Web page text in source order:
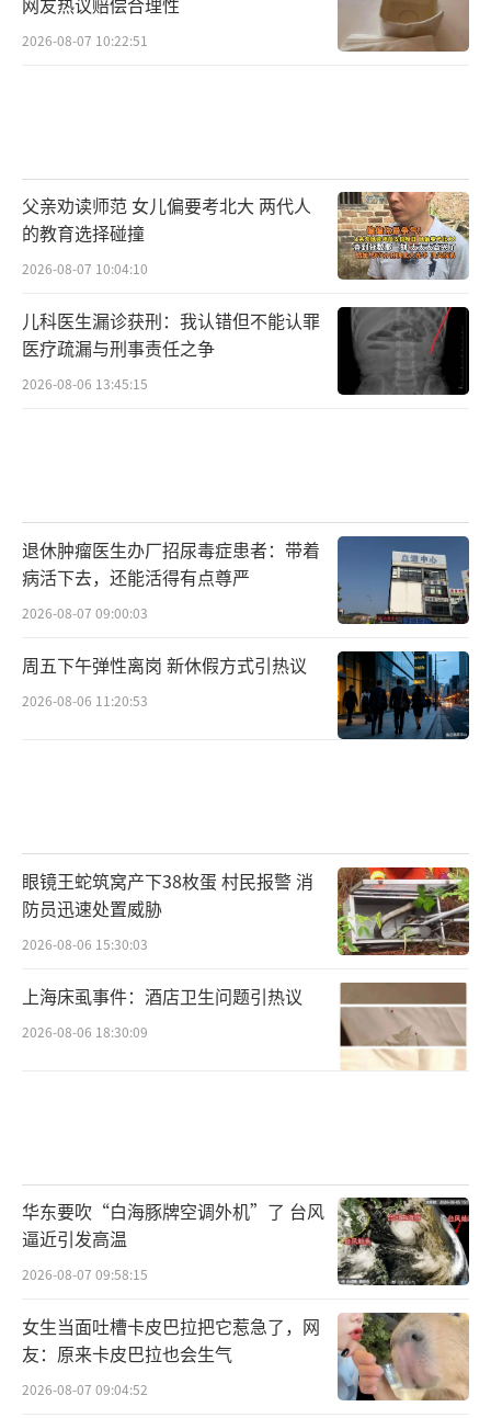
2026-08-07 10:22:51
父亲劝读师范 女儿偏要考北大 两代人
的教育选择碰撞
2026-08-07 10:04:10
儿科医生漏诊获刑：我认错但不能认罪
医疗疏漏与刑事责任之争
2026-08-06 13:45:15
退休肿瘤医生办厂招尿毒症患者：带着
病活下去，还能活得有点尊严
2026-08-07 09:00:03
周五下午弹性离岗 新休假方式引热议
2026-08-06 11:20:53
眼镜王蛇筑窝产下38枚蛋 村民报警 消
防员迅速处置威胁
2026-08-06 15:30:03
上海床虱事件：酒店卫生问题引热议
2026-08-06 18:30:09
华东要吹“白海豚牌空调外机”了 台风
逼近引发高温
2026-08-07 09:58:15
女生当面吐槽卡皮巴拉把它惹急了，网
友：原来卡皮巴拉也会生气
2026-08-07 09:04:52